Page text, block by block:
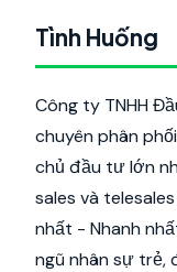
Tình Huống
Công ty TNHH
chuyên phân
chủ đầu tư lớn
sales và
nhất - Nhanh
ngũ nhân sự trẻ,